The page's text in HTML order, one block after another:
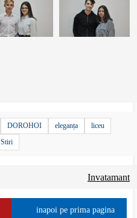
DOROHOI eleganța
liceu
Stiri
Invatamant
inapoi pe prima pagina